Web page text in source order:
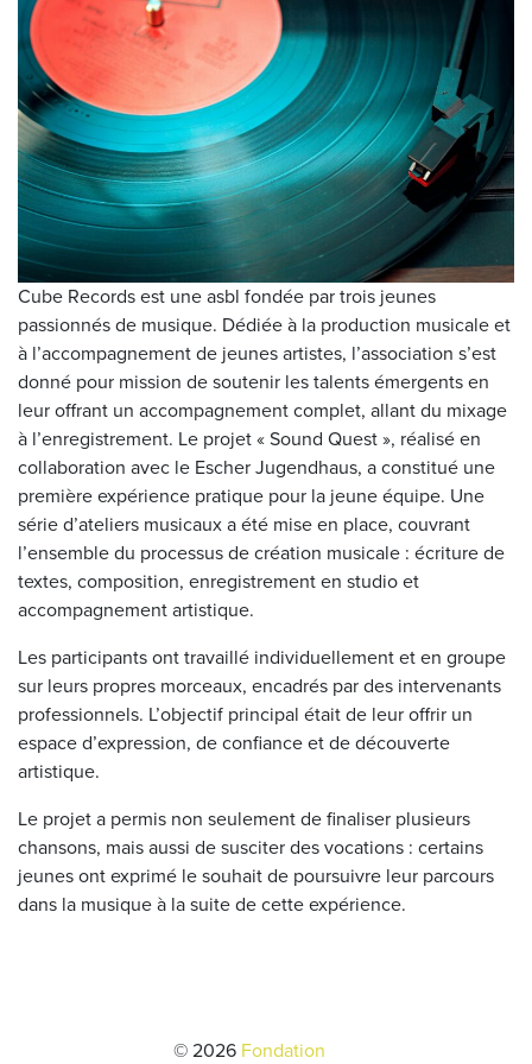
Cube Records est une asbl fondée par trois jeunes
passionnés de musique. Dédiée à la production musicale et
à l’accompagnement de jeunes artistes, l’association s’est
donné pour mission de soutenir les talents émergents en
leur offrant un accompagnement complet, allant du mixage
à l’enregistrement. Le projet « Sound Quest », réalisé en
collaboration avec le Escher Jugendhaus, a constitué une
première expérience pratique pour la jeune équipe. Une
série d’ateliers musicaux a été mise en place, couvrant
l’ensemble du processus de création musicale : écriture de
textes, composition, enregistrement en studio et
accompagnement artistique.
Les participants ont travaillé individuellement et en groupe
sur leurs propres morceaux, encadrés par des intervenants
professionnels. L’objectif principal était de leur offrir un
espace d’expression, de confiance et de découverte
artistique.
Le projet a permis non seulement de finaliser plusieurs
chansons, mais aussi de susciter des vocations : certains
jeunes ont exprimé le souhait de poursuivre leur parcours
dans la musique à la suite de cette expérience.
© 2026 Fondation